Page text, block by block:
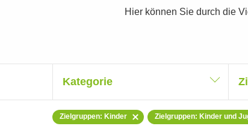
Hier können Sie durch die
Kategorie
Zielgruppen: Kinder Zielgruppen: Kinder und